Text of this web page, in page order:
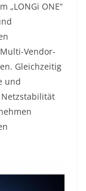
„LONGi ONE“
Vendor-
Gleichzeitig
und